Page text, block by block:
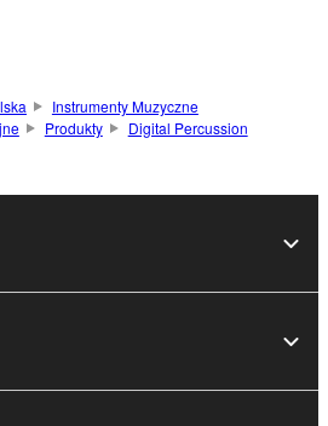
Instrumenty Muzyczne
Produkty
Digital Percussion